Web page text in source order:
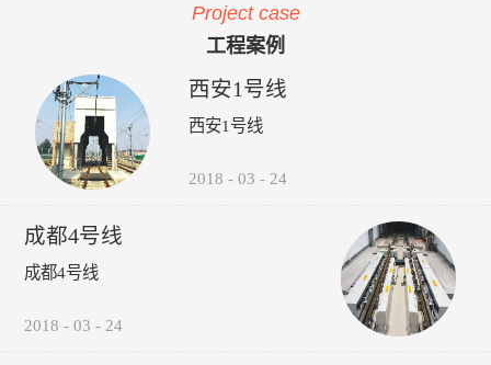
艺文件的执行力度，通过全貌
化、公开化、信息化系统自动
评价、月报分析，加强了员工
的检修责任心以来，其车辆检
修的运营故障（正线故障）呈
下降趋势（↓14%），而自检
（↑35%），效果如下图所
间长了，车辆多了，管理就跟
不上了，人员变动，对维修维
护工作影响很大，而诺丽科技
的车辆检修管理系统全面解决
了我们以往工作中的所有难
主要功能如下：当电动列车在
线运行时，系统对弓网运行情
况实时监测，对受电弓拉弧、
受电弓弓头异常、羊角变形、
碳滑板磨耗、受电弓硬点冲
击、弓网温度、接触网磨耗、
接触网几何参数进行检测，对
接触网的悬挂部件异常状态进
行智能识别。并具有对检测出
数据和图像进行无线传输、记
录、分析、判断、评价功能。
析、轨道异常分析等。 5、
自动方案:根据月报分析结
果，系统自动出具维修方案建
议，包括:厂家选型建议、轮
时机建议轨道打磨建议、轮对
润滑建议。 6、图形化:所
验证，可通过轮录像及照片，
自动采集、分析、计算、传输
通信功能，探测站实现无人值
守。2、自动检测通过车辆的
轮对踏面擦伤深度与面积、轮
缘厚度、轮缘高度、QR值、
Project case
工程案例
西安1号线
西安1号线
2018 - 03 - 24
成都4号线
成都4号线
2018 - 03 - 24